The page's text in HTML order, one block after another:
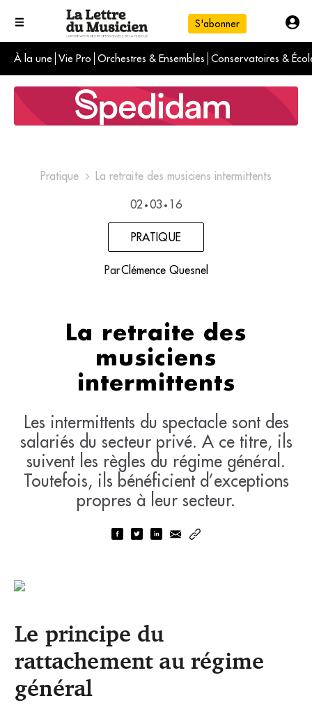
S'abonner
À la une Vie Pro Orchestres & Ensembles Conservatoires &
L'info du jour
Le numéro du mois
International
Pratique La retraite des musiciens intermittents
02 • 03 • 16
PRATIQUE
ParClémence Quesnel
La retraite des
musiciens
intermittents
Les intermittents du spectacle sont des
salariés du secteur privé. A ce titre, ils
suivent les règles du régime général.
Toutefois, ils bénéficient d’exceptions
propres à leur secteur.
Le principe du
rattachement au régime
général